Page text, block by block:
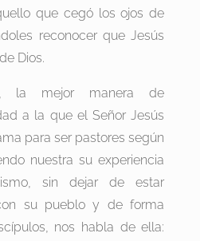
que cegó los ojos de
reconocer que Jesús
Dios.
la mejor manera de
a la que el Señor Jesús
para ser pastores según
nuestra su experiencia
sin dejar de estar
su pueblo y de forma
nos habla de ella: